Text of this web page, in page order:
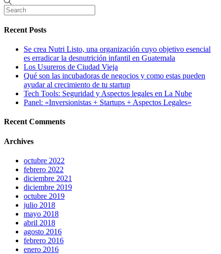
Recent Posts
Se crea Nutri Listo, una organización cuyo objetivo esencial
es erradicar la desnutrición infantil en Guatemala
Los Usureros de Ciudad Vieja
Qué son las incubadoras de negocios y como estas pueden
ayudar al crecimiento de tu startup
Tech Tools: Seguridad y Aspectos legales en La Nube
Panel: «Inversionistas + Startups + Aspectos Legales»
Recent Comments
Archives
octubre 2022
febrero 2022
diciembre 2021
diciembre 2019
octubre 2019
julio 2018
mayo 2018
abril 2018
agosto 2016
febrero 2016
enero 2016